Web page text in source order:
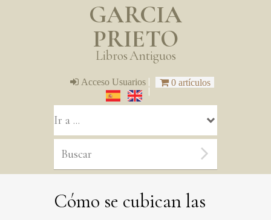
GARCIA
PRIETO
Libros Antiguos
0 artículos
Acceso Usuarios |
|
Cómo se cubican las